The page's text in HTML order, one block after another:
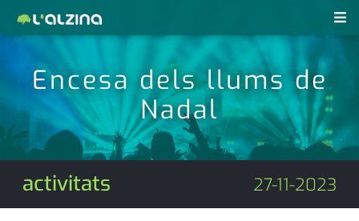
notícies
últimes notícies
activitats
agenda
revistes pdf
anunciants
Encesa dels llums de
Nadal
activitats 27-11-2023